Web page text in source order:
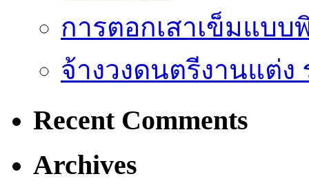
การตอกเสาเข็มแบบ
จ้างวงดนตรีงานแต่ง
Recent Comments
Archives